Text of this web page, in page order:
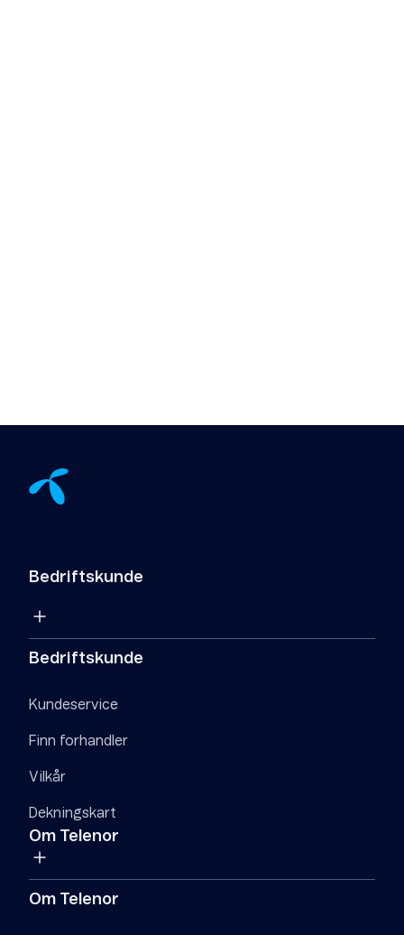
Bedriftskunde
Bedriftskunde
Kundeservice
Finn forhandler
Vilkår
Dekningskart
Om Telenor
Om Telenor